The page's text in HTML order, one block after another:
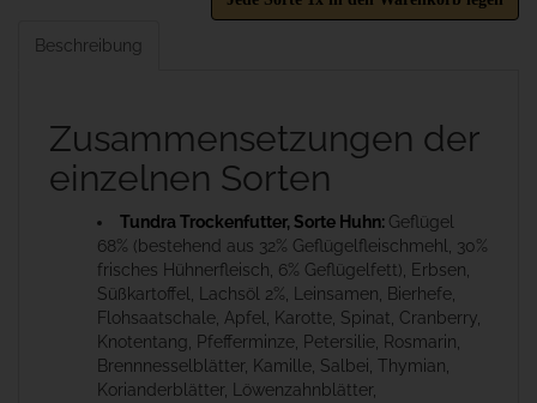
Beschreibung
Zusammensetzungen der
einzelnen Sorten
Tundra Trockenfutter, Sorte Huhn: Geflügel
68% (bestehend aus 32% Geflügelfleischmehl, 30%
frisches Hühnerfleisch, 6% Geflügelfett), Erbsen,
Süßkartoffel, Lachsöl 2%, Leinsamen, Bierhefe,
Flohsaatschale, Apfel, Karotte, Spinat, Cranberry,
Knotentang, Pfefferminze, Petersilie, Rosmarin,
Brennnesselblätter, Kamille, Salbei, Thymian,
Korianderblätter, Löwenzahnblätter,